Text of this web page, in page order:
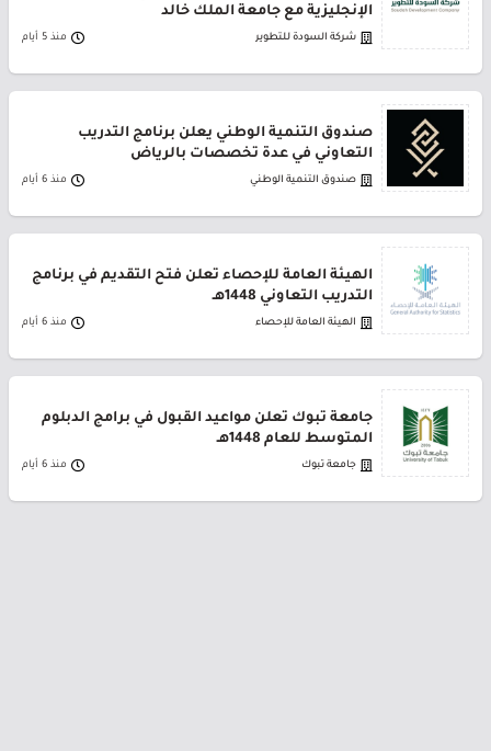
الإنجليزية مع جامعة الملك خالد
شركة السودة للتطوير منذ 5 أيام
صندوق التنمية الوطني يعلن برنامج التدريب
التعاوني في عدة تخصصات بالرياض
صندوق التنمية الوطني منذ 6 أيام
الهيئة العامة للإحصاء تعلن فتح التقديم في برنامج
التدريب التعاوني 1448هـ
الهيئة العامة للإحصاء منذ 6 أيام
جامعة تبوك تعلن مواعيد القبول في برامج الدبلوم
المتوسط للعام 1448هـ
جامعة تبوك منذ 6 أيام